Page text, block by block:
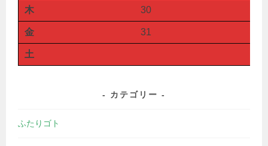
木 30
金 31
土
カテゴリー
ふたりゴト